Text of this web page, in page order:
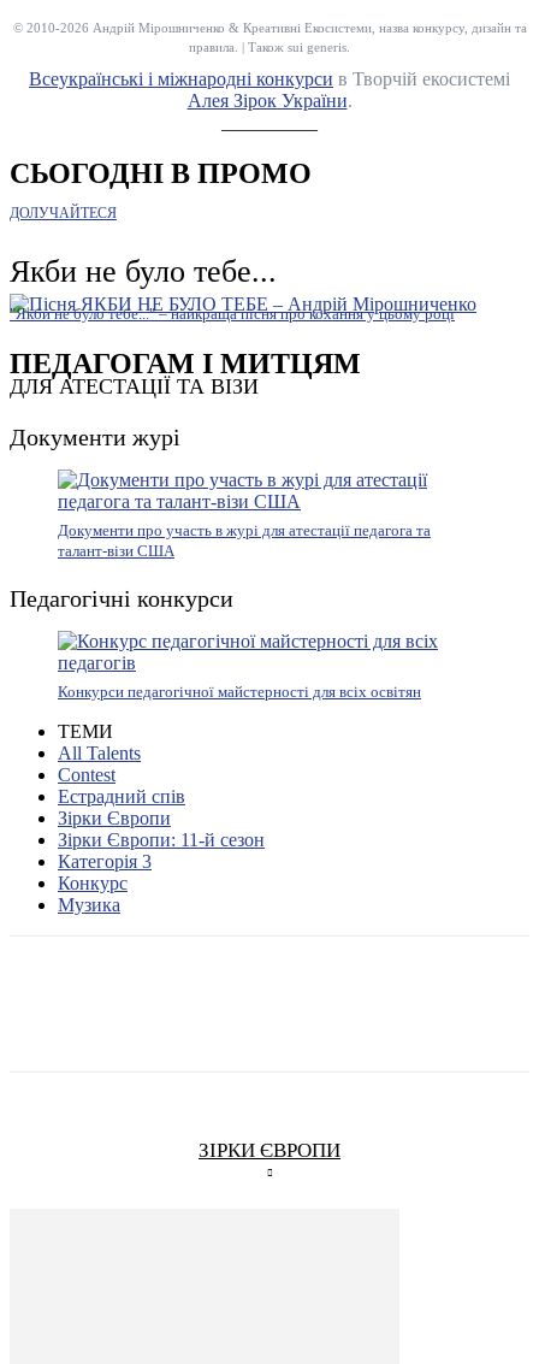
© 2010-2026 Андрій Мірошниченко & Креативні Екосистеми, назва конкурсу, дизайн та
правила. | Також sui generis.
Всеукраїнські і міжнародні конкурси в Творчій екосистемі
Алея Зірок України.
СЬОГОДНІ В ПРОМО
ДОЛУЧАЙТЕСЯ
Якби не було тебе...
"Якби не було тебе..." – найкраща пісня про кохання у цьому році
ПЕДАГОГАМ І МИТЦЯМ
ДЛЯ АТЕСТАЦІЇ ТА ВІЗИ
Документи журі
Документи про участь в журі для атестації педагога та
талант-візи США
Педагогічні конкурси
Конкурси педагогічної майстерності для всіх освітян
ТЕМИ
All Talents
Contest
Естрадний спів
Зірки Європи
Зірки Європи: 11-й сезон
Категорія 3
Конкурс
Музика
ЗІРКИ ЄВРОПИ